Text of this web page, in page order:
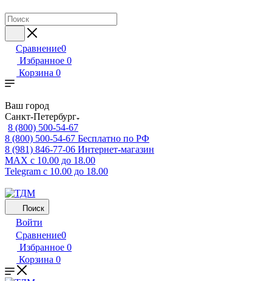
Сравнение0
Избранное 0
Корзина 0
Ваш город
Санкт-Петербург
8 (800) 500-54-67
8 (800) 500-54-67 Бесплатно по РФ
8 (981) 846-77-06 Интернет-магазин
MAX с 10.00 до 18.00
Telegram с 10.00 до 18.00
Поиск
Войти
Сравнение0
Избранное 0
Корзина 0